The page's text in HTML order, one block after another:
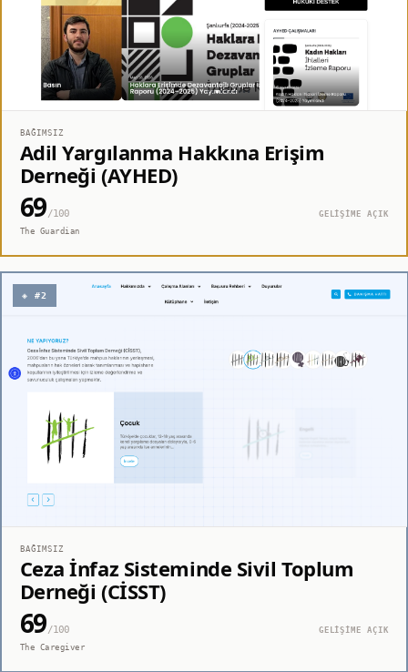
BAĞIMSIZ
Adil Yargılanma Hakkına Erişim
Derneği (AYHED)
69/100
GELİŞİME AÇIK
The Guardian
◈ #2
BAĞIMSIZ
Ceza İnfaz Sisteminde Sivil Toplum
Derneği (CİSST)
69/100
GELİŞİME AÇIK
The Caregiver